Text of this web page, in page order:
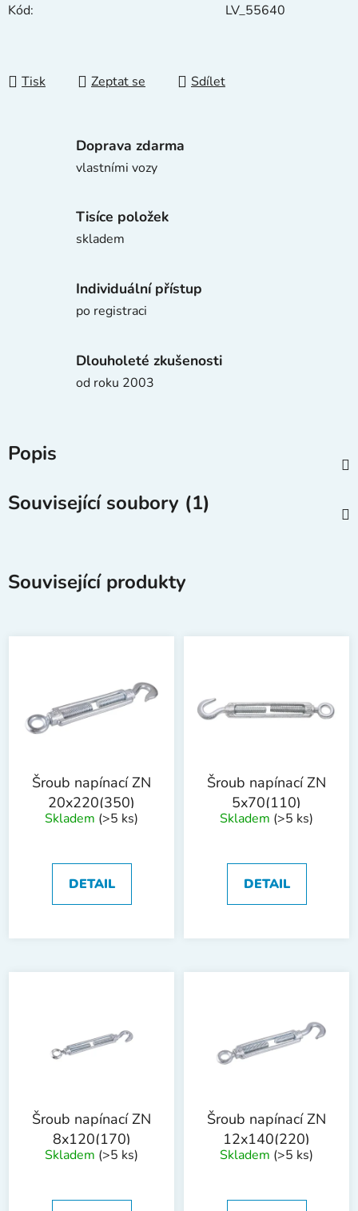
Kód:
LV_55640
Tisk Zeptat se Sdílet
Doprava zdarma
vlastními vozy
Tisíce položek
skladem
Individuální přístup
po registraci
Dlouholeté zkušenosti
od roku 2003
Popis
Související soubory (1)
Související produkty
Šroub napínací ZN
20x220(350)
Skladem (>5 ks)
DETAIL
Šroub napínací ZN
5x70(110)
Skladem (>5 ks)
DETAIL
Šroub napínací ZN
8x120(170)
Skladem (>5 ks)
Šroub napínací ZN
12x140(220)
Skladem (>5 ks)